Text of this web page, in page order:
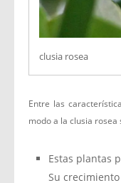
clusia rosea
Entre las
modo a la clusia rosea
Estas plantas
Su